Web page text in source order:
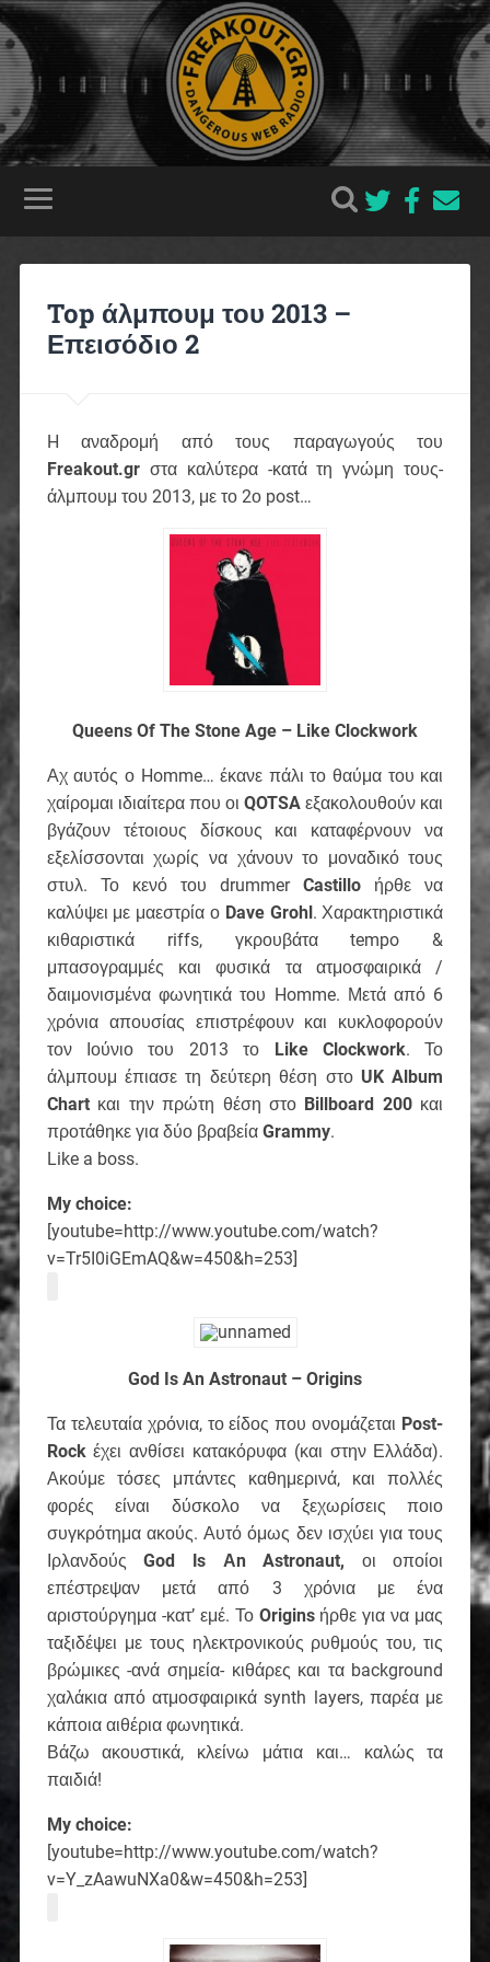
Top άλμπουμ του 2013 –
Επεισόδιο 2
H αναδρομή από τους παραγωγούς του
Freakout.gr στα καλύτερα -κατά τη γνώμη τους-
άλμπουμ του 2013, με το 2ο post…
Queens Of The Stone Age – Like Clockwork
Αχ αυτός ο Homme… έκανε πάλι το θαύμα του και
χαίρομαι ιδιαίτερα που οιQOTSA εξακολουθούν και
βγάζουν τέτοιους δίσκους και καταφέρνουν να
εξελίσσονται χωρίς να χάνουν το μοναδικό τους
στυλ. Το κενό του drummerCastillo ήρθε να
καλύψει με μαεστρία ο Dave Grohl. Χαρακτηριστικά
κιθαριστικά riffs, γκρουβάτα tempo &
μπασογραμμές και φυσικά τα ατμοσφαιρικά /
δαιμονισμένα φωνητικά του Homme. Μετά από 6
χρόνια απουσίας επιστρέφουν και κυκλοφορούν
τον Ιούνιο του 2013 το Like Clockwork. Το
άλμπουμ έπιασε τη δεύτερη θέση στο UK Album
Chart και την πρώτη θέση στο Billboard 200και
προτάθηκε για δύο βραβεία Grammy.
Like a boss.
My choice:
[youtube=http://www.youtube.com/watch?
v=Tr5I0iGEmAQ&w=450&h=253]
God Is An Astronaut – Origins
Τα τελευταία χρόνια, το είδος που ονομάζεται Post-
Rock έχει ανθίσει κατακόρυφα (και στην Ελλάδα).
Ακούμε τόσες μπάντες καθημερινά, και πολλές
φορές είναι δύσκολο να ξεχωρίσεις ποιο
συγκρότημα ακούς. Αυτό όμως δεν ισχύει για τους
ΙρλανδούςGod Ιs Αn Astronaut, οι οποίοι
επέστρεψαν μετά από 3 χρόνια με ένα
αριστούργημα -κατ’ εμέ. Το Origins ήρθε για να μας
ταξιδέψει με τους ηλεκτρονικούς ρυθμούς του, τις
βρώμικες -ανά σημεία- κιθάρες και τα background
χαλάκια από ατμοσφαιρικά synth layers, παρέα με
κάποια αιθέρια φωνητικά.
Βάζω ακουστικά, κλείνω μάτια και… καλώς τα
παιδιά!
My choice:
[youtube=http://www.youtube.com/watch?
v=Y_zAawuNXa0&w=450&h=253]